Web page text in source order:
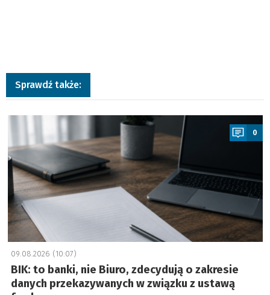
Sprawdź także:
a
0
09.08.2026 (10:07)
BIK: to banki, nie Biuro, zdecydują o zakresie
danych przekazywanych w związku z ustawą